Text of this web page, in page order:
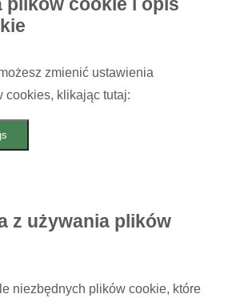
zmienić ustawienia
cookies, klikając tutaj:
z używania plików
niezbędnych plików cookie, które